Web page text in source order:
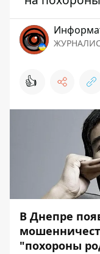
👍
В Днепре
"похороны